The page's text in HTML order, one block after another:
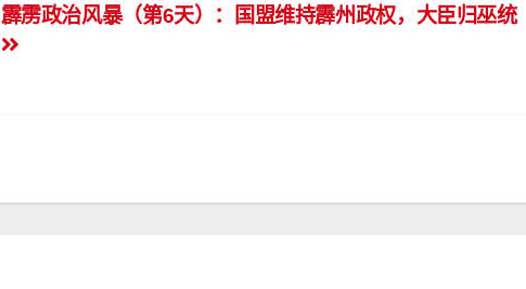
霹雳政治风暴（第6天）：国盟维持霹州政权，大臣归巫统